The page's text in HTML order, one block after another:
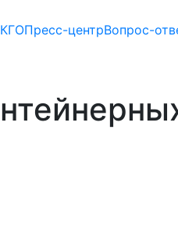
Пресс-центрВопрос-